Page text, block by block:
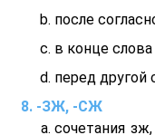
после
в конце слова
перед другой
-ЗЖ, -СЖ
сочетания